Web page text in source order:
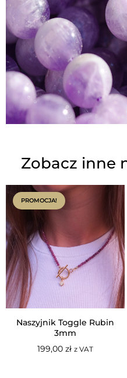
Zobacz inne
PROMOCJA!
Naszyjnik Toggle Rubin
3mm
199,00 zł z VAT